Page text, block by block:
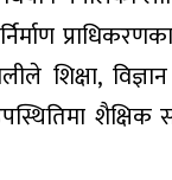
शिक्षा, विज्ञान
शैक्षिक